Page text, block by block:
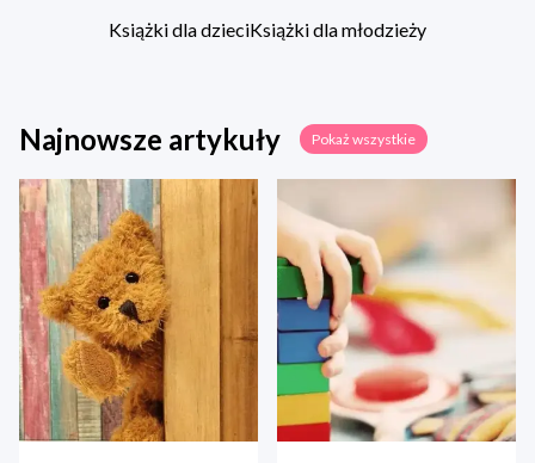
Książki dla dzieciKsiążki dla młodzieży
Najnowsze artykuły Pokaż wszystkie